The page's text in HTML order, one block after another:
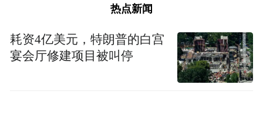
热点新闻
耗资4亿美元，特朗普的白宫
宴会厅修建项目被叫停